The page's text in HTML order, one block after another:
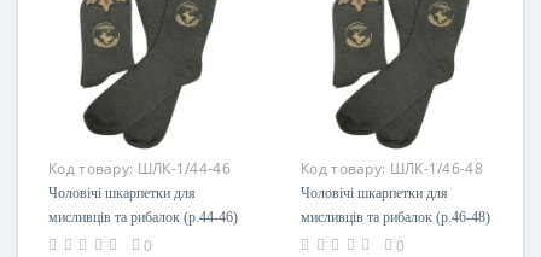
Код товару: ШЛК-1/44-46
Чоловічі шкарпетки для
мисливців та рибалок (р.44-46)
Acropolis
0
Код товару: ШЛК-1/46-48
Чоловічі шкарпетки для
мисливців та рибалок (р.46-48)
Acropolis
0